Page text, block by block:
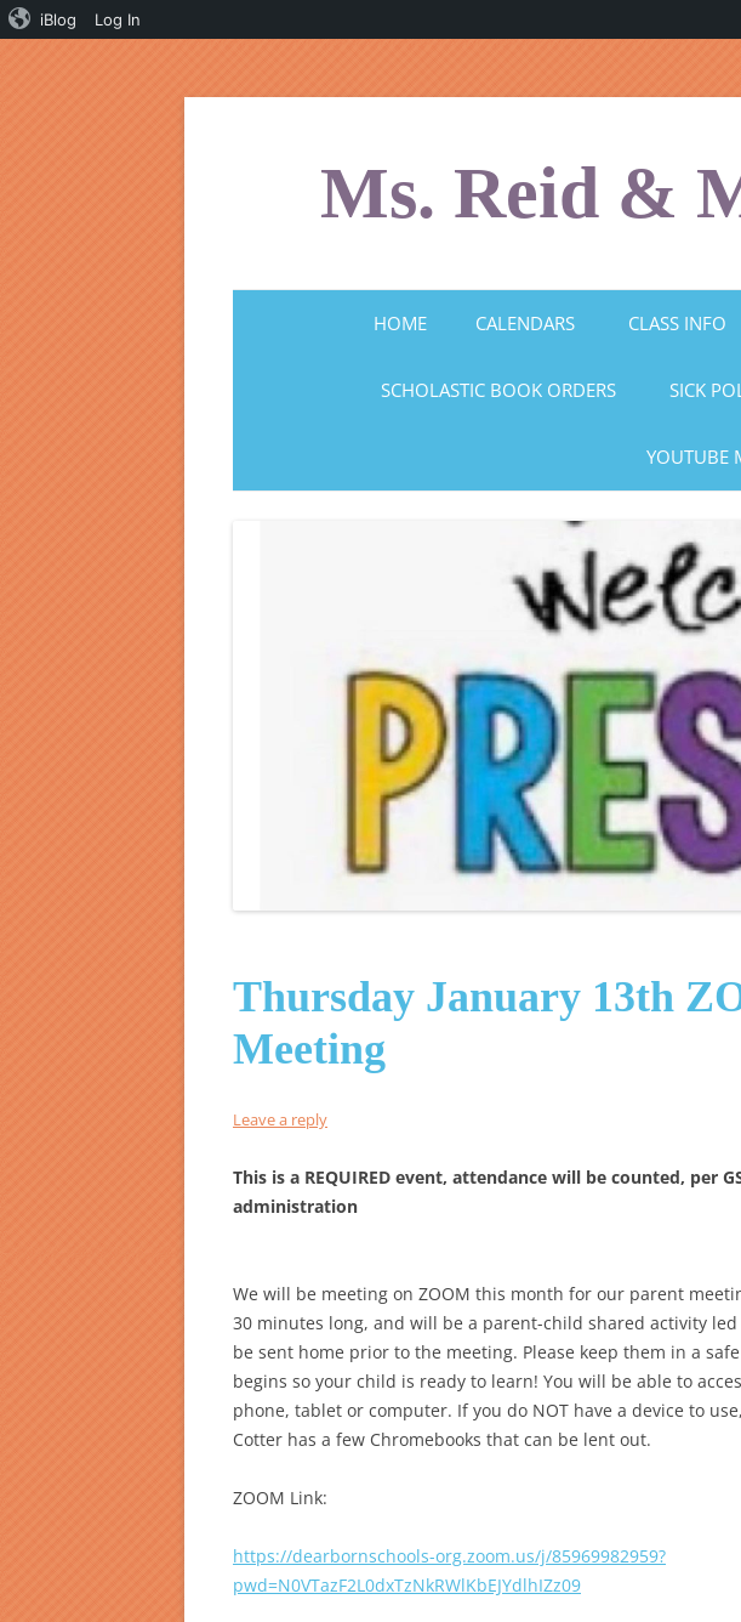
iBlog Log In
Skip
Ms. Reid &
HOME CALENDARS CLASS INFO
SCHOLASTIC BOOK ORDERS SICK
YOUTUBE
Thursday January 13th
Meeting
Leave a reply
This is a REQUIRED event, attendance will be counted, per
administration
We will be meeting on ZOOM this month for our parent
30 minutes long, and will be a parent-child shared activity
be sent home prior to the meeting. Please keep them in a
begins so your child is ready to learn! You will be able to
phone, tablet or computer. If you do NOT have a device to
Cotter has a few Chromebooks that can be lent out.
ZOOM Link:
https://dearbornschools-org.zoom.us/j/85969982959?
pwd=N0VTazF2L0dxTzNkRWlKbEJYdlhIZz09